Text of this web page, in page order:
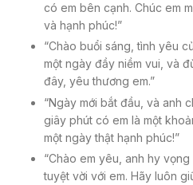
có em bên cạnh. Chúc em
và hạnh phúc!”
“Chào buổi sáng, tình yêu
một ngày đầy niềm vui, và
đây, yêu thương em.”
“Ngày mới bắt đầu, và anh
giây phút có em là một
một ngày thật hạnh phúc!”
“Chào em yêu, anh hy
tuyệt vời với em. Hãy luôn